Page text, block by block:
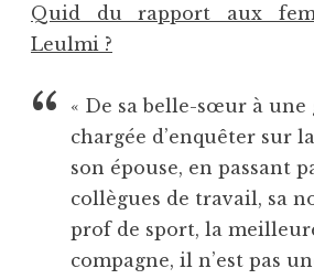
Quid du rapport aux
Leulmi ?
« De sa belle-sœur à une
chargée d’enquêter sur
son épouse, en passant
collègues de travail, sa
prof de sport, la
compagne, il n’est pas